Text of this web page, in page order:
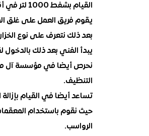
القيام بشفط 1000 لتر في أقل من دقيقة.
يقوم فريق العمل على غلق
بعد ذلك نتعرف على نوع
يبدأ الفني بعد ذلك
نحرص أيضا في مؤسسة آل
التنظيف.
تساعد أيضا في القيام
حيث نقوم باستخدام
الرواسب.